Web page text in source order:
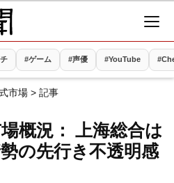
#ゲーム #声優 #YouTube
市場 > 記事
概況： 上海総合は
の先行き不透明感